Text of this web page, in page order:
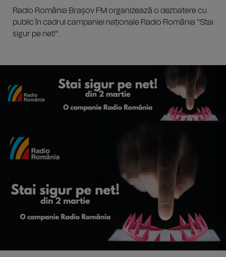
Radio România Brașov FM organizează o dezbatere cu
public în cadrul campaniei naționale Radio România "Stai
sigur pe net!".